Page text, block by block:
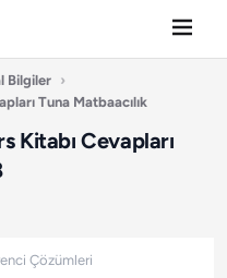
Bilgiler ›
Tuna Matbaacılık
Kitabı Cevapları
Çözümleri